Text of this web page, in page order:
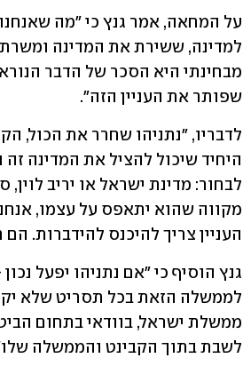
שפותר את העניין הזה".
העניין צריך להיכנס להידברות.
לשבת בתוך הקבינט והממשלה